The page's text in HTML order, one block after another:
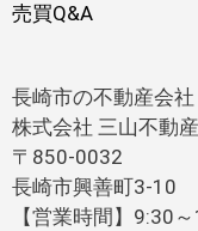
売買Q&A
長崎市の不動産会社
株式会社 三山不動産
〒850-0032
長崎市興善町3-10
【営業時間】9:30